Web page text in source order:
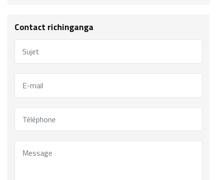
Contact richinganga